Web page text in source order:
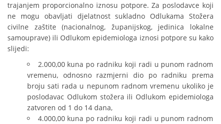
trajanjem proporcionalno iznosu potpore. Za poslodavce koji
ne mogu obavljati djelatnost sukladno Odlukama Stožera
civilne zaštite (nacionalnog, županijskog, jedinica lokalne
samouprave) ili Odlukom epidemiologa iznosi potpore su kako
slijedi:
2.000,00 kuna po radniku koji radi u punom radnom
vremenu, odnosno razmjerni dio po radniku prema
broju sati rada u nepunom radnom vremenu ukoliko je
poslodavac Odlukom stožera ili Odlukom epidemiologa
zatvoren od 1 do 14 dana,
4.000,00 kuna po radniku koji radi u punom radnom